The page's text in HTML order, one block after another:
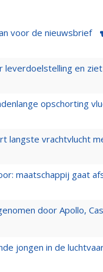
voor de nieuwsbrief
leverdoelstelling en
opschorting
langste vrachtvlucht
maatschappij gaat
door Apollo,
jongen in de